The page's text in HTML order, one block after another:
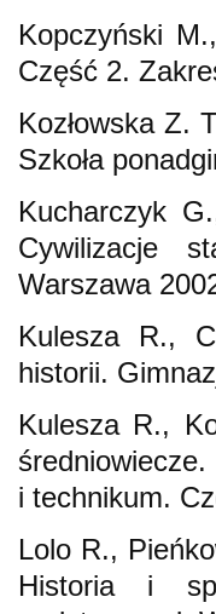
Kopczyński
Część 2.
Kozłowska Z.
Szkoła
Kucharczyk
Cywilizacje
Warszawa
Kulesza R.,
historii.
Kulesza R.,
i technikum.
Lolo R.,
Historia i